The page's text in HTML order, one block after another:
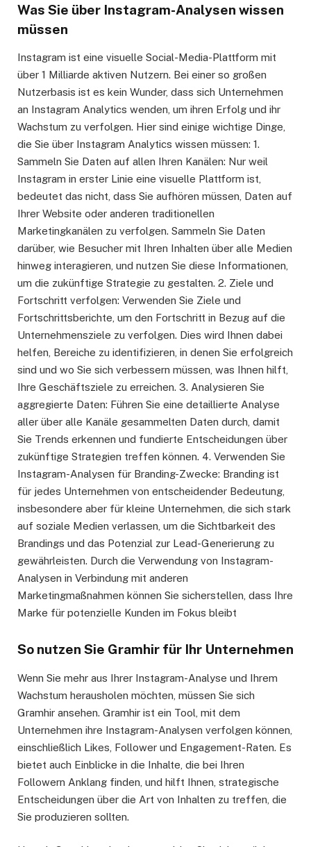
Was Sie über Instagram-Analysen wissen
müssen
Instagram ist eine visuelle Social-Media-Plattform mit
über 1 Milliarde aktiven Nutzern. Bei einer so großen
Nutzerbasis ist es kein Wunder, dass sich Unternehmen
an Instagram Analytics wenden, um ihren Erfolg und ihr
Wachstum zu verfolgen. Hier sind einige wichtige Dinge,
die Sie über Instagram Analytics wissen müssen: 1.
Sammeln Sie Daten auf allen Ihren Kanälen: Nur weil
Instagram in erster Linie eine visuelle Plattform ist,
bedeutet das nicht, dass Sie aufhören müssen, Daten auf
Ihrer Website oder anderen traditionellen
Marketingkanälen zu verfolgen. Sammeln Sie Daten
darüber, wie Besucher mit Ihren Inhalten über alle Medien
hinweg interagieren, und nutzen Sie diese Informationen,
um die zukünftige Strategie zu gestalten. 2. Ziele und
Fortschritt verfolgen: Verwenden Sie Ziele und
Fortschrittsberichte, um den Fortschritt in Bezug auf die
Unternehmensziele zu verfolgen. Dies wird Ihnen dabei
helfen, Bereiche zu identifizieren, in denen Sie erfolgreich
sind und wo Sie sich verbessern müssen, was Ihnen hilft,
Ihre Geschäftsziele zu erreichen. 3. Analysieren Sie
aggregierte Daten: Führen Sie eine detaillierte Analyse
aller über alle Kanäle gesammelten Daten durch, damit
Sie Trends erkennen und fundierte Entscheidungen über
zukünftige Strategien treffen können. 4. Verwenden Sie
Instagram-Analysen für Branding-Zwecke: Branding ist
für jedes Unternehmen von entscheidender Bedeutung,
insbesondere aber für kleine Unternehmen, die sich stark
auf soziale Medien verlassen, um die Sichtbarkeit des
Brandings und das Potenzial zur Lead-Generierung zu
gewährleisten. Durch die Verwendung von Instagram-
Analysen in Verbindung mit anderen
Marketingmaßnahmen können Sie sicherstellen, dass Ihre
Marke für potenzielle Kunden im Fokus bleibt
So nutzen Sie Gramhir für Ihr Unternehmen
Wenn Sie mehr aus Ihrer Instagram-Analyse und Ihrem
Wachstum herausholen möchten, müssen Sie sich
Gramhir ansehen. Gramhir ist ein Tool, mit dem
Unternehmen ihre Instagram-Analysen verfolgen können,
einschließlich Likes, Follower und Engagement-Raten. Es
bietet auch Einblicke in die Inhalte, die bei Ihren
Followern Anklang finden, und hilft Ihnen, strategische
Entscheidungen über die Art von Inhalten zu treffen, die
Sie produzieren sollten.